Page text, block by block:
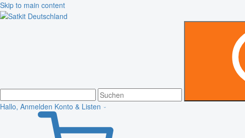
Skip to main content
Hallo, Anmelden Konto & Listen